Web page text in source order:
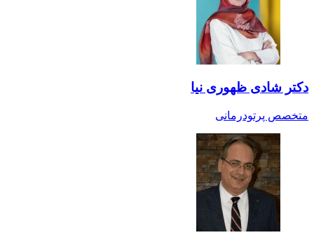
دکتر شادی ظهوری نیا
متخصص پرتودرمانی